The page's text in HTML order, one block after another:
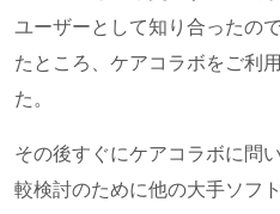
ユーザーとして知り合ったの
たところ、ケアコラボをご利
た。
その後すぐにケアコラボに問
較検討のために他の大手ソフ